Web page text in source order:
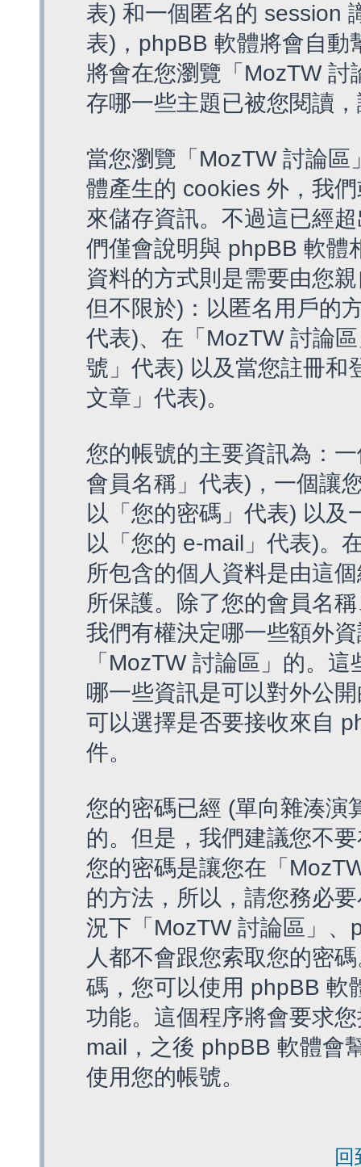
表) 和一個匿名的 session
表)，phpBB 軟體將會自動
將會在您瀏覽「MozTW
存哪一些主題已被您閱讀
當您瀏覽「MozTW 討論
體產生的 cookies 外，我
來儲存資訊。不過這已經
們僅會說明與 phpBB 軟體
資料的方式則是需要由您
但不限於)：以匿名用戶的
代表)、在「MozTW 討論
號」代表) 以及當您註冊和
文章」代表)。
您的帳號的主要資訊為：
會員名稱」代表)，一個讓
以「您的密碼」代表) 以及
以「您的 e-mail」代表)。
所包含的個人資料是由這
所保護。除了您的會員名
我們有權決定哪一些額外
「MozTW 討論區」的。
哪一些資訊是可以對外公
可以選擇是否要接收來自
件。
您的密碼已經 (單向雜湊演
的。但是，我們建議您不
您的密碼是讓您在「
的方法，所以，請您務必
況下「MozTW 討論區」
人都不會跟您索取您的密
碼，您可以使用 phpBB 軟
功能。這個程序將會要求
mail，之後 phpBB 軟體會
使用您的帳號。